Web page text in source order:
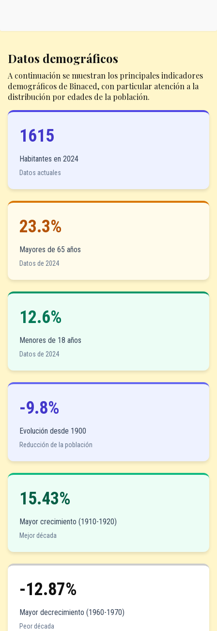
Datos demográficos
A continuación se muestran los principales indicadores
demográficos de Binaced, con particular atención a la
distribución por edades de la población.
1615
Habitantes en 2024
Datos actuales
23.3%
Mayores de 65 años
Datos de 2024
12.6%
Menores de 18 años
Datos de 2024
-9.8%
Evolución desde 1900
Reducción de la población
15.43%
Mayor crecimiento (1910-1920)
Mejor década
-12.87%
Mayor decrecimiento (1960-1970)
Peor década